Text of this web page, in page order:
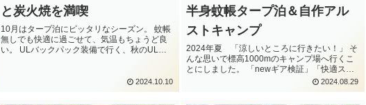
と炭火焼を満喫
10月はタープ泊にピッタリなシーズン。 蚊帳
無しでも快適に過ごせて、気温もちょうど良
い。 ULバックパック装備で行く、秋のULタ
2024.10.10
半身蚊帳タープ泊＆自作アル
ストキャンプ
2024年夏 「涼しいところに行きたい！」 そ
んな思いで標高1000mのキャンプ場へ行くこ
とにしました。 「newギア検証」「快適スリ
ーピングシステム検証」「夜は雷雨」「涼し
いというか寒いぐらい？」などいろいろあり
2024.08.29